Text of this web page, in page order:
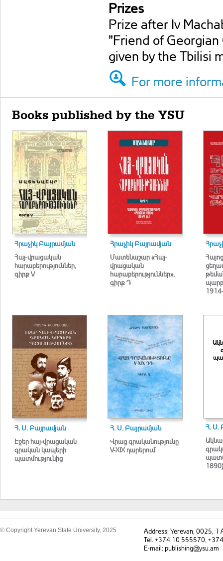
Prizes
Prize after Iv
"Friend of
given by the Tbilisi
For more
Books published by the YSU
Հրաչիկ Բայրամյան
Հայ-վրացական
հարաբերություններ,
գիրք V
Հրաչիկ Բայրամյան
Մատենաշար «Հայ-
վրացական
հարաբերություններ»,
գիրք Դ
Հայոց
Հ. Ս. Բայրամյան
Էջեր հայ-վրացական
գրական կապերի
պատմությունից
Հ. Ս. Բայրամյան
Վրաց գրականությունը
V-XIX դարերում
Հ. Ս.
1890)
© Copyright Yerevan State University, 2025
Address: Yerevan, 0025, 1
Tel. +374 10 555570,
E-mail: publishing@ysu.am